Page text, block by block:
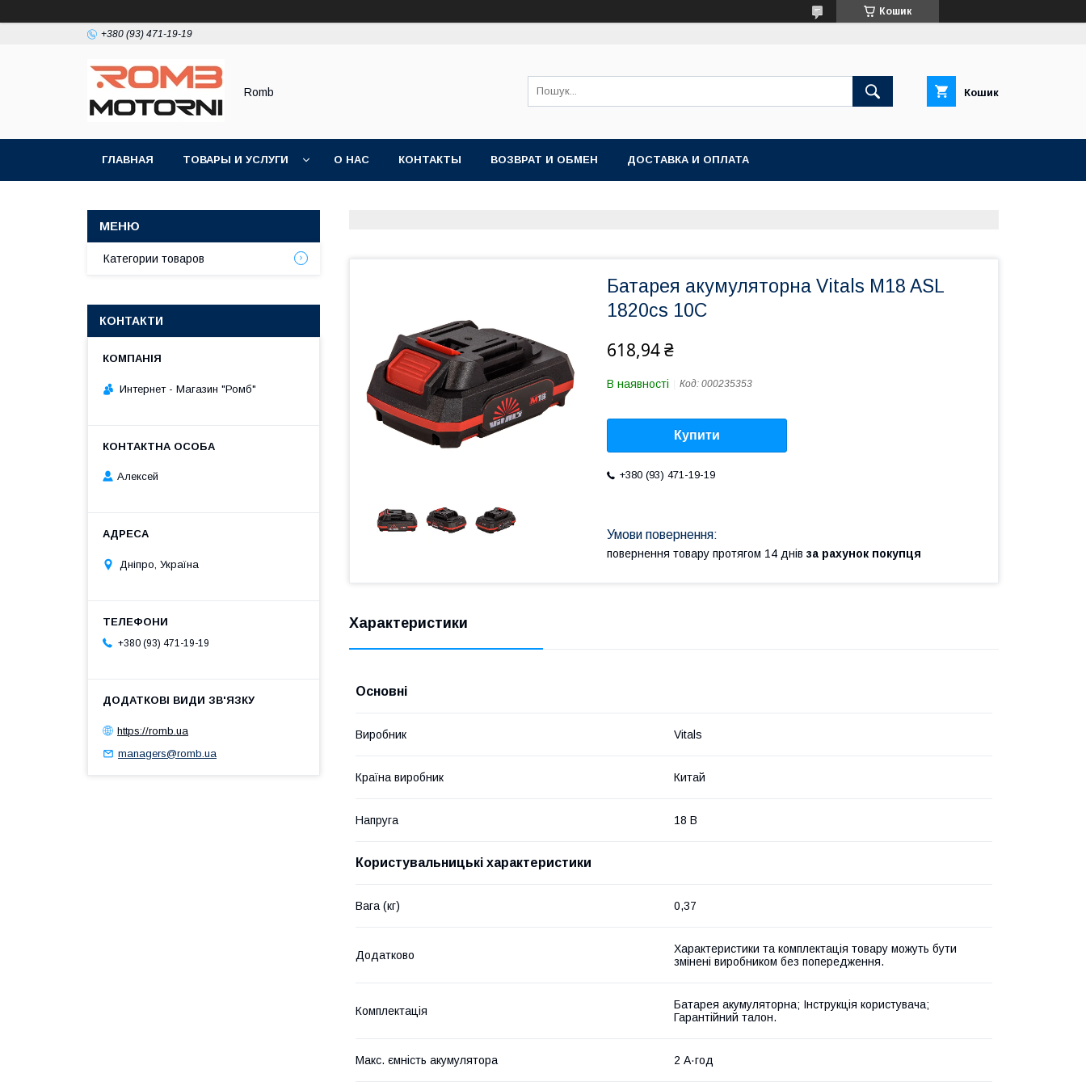
Кошик
+380 (93) 471-19-19
Romb Кошик
ГЛАВНАЯ ТОВАРЫ И УСЛУГИ О НАС КОНТАКТЫ ВОЗВРАТ И ОБМЕН ДОСТАВКА И ОПЛАТА
Батарея акумуляторна Vitals M18 ASL
1820cs 10C
618,94 ₴
В наявності Код: 000235353
Купити
+380 (93) 471-19-19
повернення товару протягом 14 днів за рахунок покупця
Характеристики
Основні
Виробник Vitals
Країна виробник Китай
Напруга 18 В
Користувальницькі характеристики
Вага (кг) 0,37
Додатково
Характеристики та комплектація товару можуть бути
змінені виробником без попередження.
Комплектація
Батарея акумуляторна; Інструкція користувача;
Гарантійний талон.
Макс. ємність акумулятора 2 А·год
Категории товаров
КОНТАКТИ
Интернет - Магазин "Ромб"
Алексей
Дніпро, Україна
+380 (93) 471-19-19
https://romb.ua
managers@romb.ua